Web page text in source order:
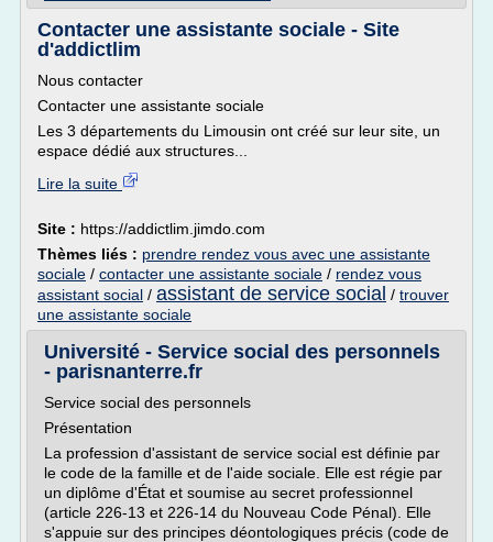
Contacter une assistante sociale - Site
d'addictlim
Nous contacter
Contacter une assistante sociale
Les 3 départements du Limousin ont créé sur leur site, un
espace dédié aux structures...
Lire la suite
Site : https://addictlim.jimdo.com
Thèmes liés : prendre rendez vous avec une assistante
sociale / contacter une assistante sociale / rendez vous
assistant social / assistant de service social / trouver
une assistante sociale
Université - Service social des personnels
- parisnanterre.fr
Service social des personnels
Présentation
La profession d'assistant de service social est définie par
le code de la famille et de l'aide sociale. Elle est régie par
un diplôme d'État et soumise au secret professionnel
(article 226-13 et 226-14 du Nouveau Code Pénal). Elle
s'appuie sur des principes déontologiques précis (code de